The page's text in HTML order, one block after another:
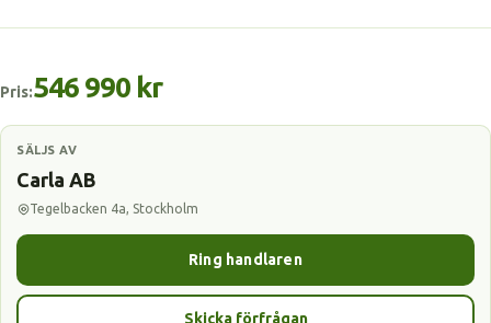
Pris:546 990 kr
SÄLJS AV
Carla AB
Tegelbacken 4a, Stockholm
Ring handlaren
Skicka förfrågan